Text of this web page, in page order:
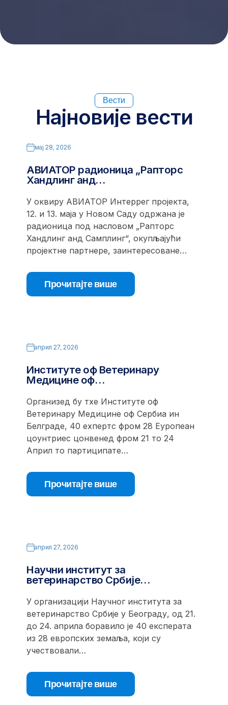
Вести
Најновије вести
мај 28, 2026
АВИАТОР радионица „Рапторс
Хандлинг анд…
У оквиру АВИАТОР Интеррег пројекта,
12. и 13. маја у Новом Саду одржана је
радионица под насловом „Рапторс
Хандлинг анд Самплинг“, окупљајући
пројектне партнере, заинтересоване…
Прочитајте више
април 27, 2026
Институте оф Ветеринарy
Медицине оф…
Организед бy тхе Институте оф
Ветеринарy Медицине оф Сербиа ин
Белграде, 40 еxпертс фром 28 Еуропеан
цоунтриес цонвенед фром 21 то 24
Април то партиципате…
Прочитајте више
април 27, 2026
Научни институт за
ветеринарство Србије…
У организацији Научног института за
ветеринарство Србије у Београду, од 21.
до 24. априла боравило је 40 експерата
из 28 европских земаља, који су
учествовали…
Прочитајте више